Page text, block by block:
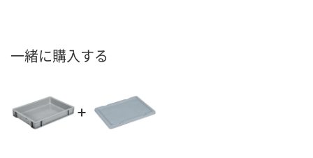
一緒に購入する